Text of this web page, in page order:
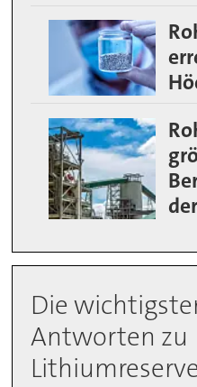
Die
Antworten zu